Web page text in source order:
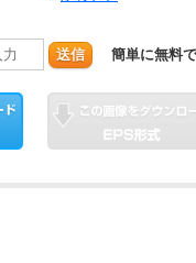
送信 簡単に無料